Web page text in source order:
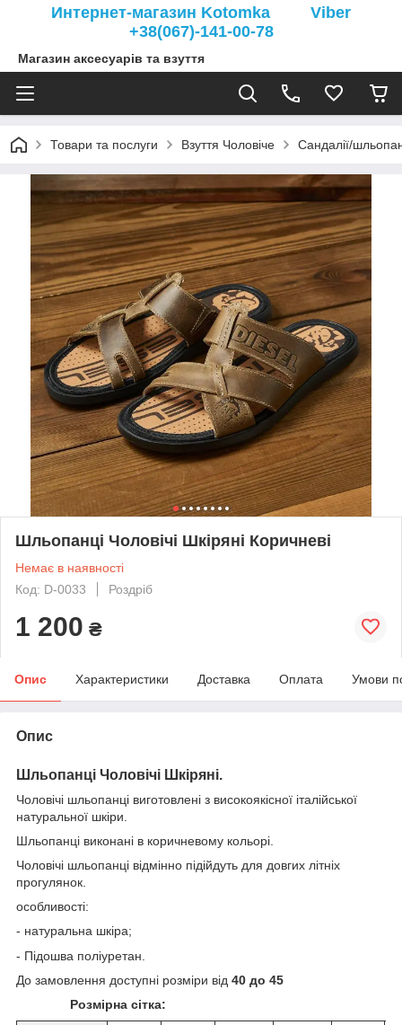
Интернет-магазин Kotomka Viber
+38(067)-141-00-78
Магазин аксесуарів та взуття
Товари та послуги Взуття Чоловіче Сандалії/
Шльопанці Чоловічі Шкіряні Коричневі
Немає в наявності
Код: D-0033
Роздріб
1 200 ₴
Опис Характеристики Доставка Оплата Умови
Опис
Шльопанці Чоловічі Шкіряні.
Чоловічі шльопанці виготовлені з високоякісної італійської
натуральної шкіри.
Шльопанці виконані в коричневому кольорі.
Чоловічі шльопанці відмінно підійдуть для довгих літніх
прогулянок.
особливості:
- натуральна шкіра;
- Підошва поліуретан.
До замовлення доступні розміри від 40 до 45
Розмірна сітка: